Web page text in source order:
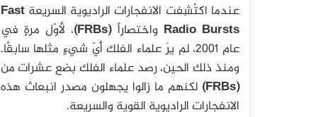
عندما اكتُشِفت الانفجارات الراديوية السريعةFast
Radio Bursts واختصاراً(FRBs)
، لأوّل مرةٍ في
عام 2001، لم يرَ علماء الفلك أيّ شيءٍ مثلها سابقًا.
ومنذ ذلك الحين، رصد علماء الفلك بضع عشرات من
(FRBs)
لكنهم ما زالوا يجهلون مصدر انبعاث هذه
الانفجارات الراديوية القوية والسريعة.